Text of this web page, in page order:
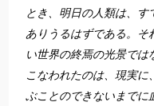
とき、明日の人類は、
ありうるはずである。そ
い世界の終焉の光景で
こなわれたのは、現実
ぶことのできないまでに